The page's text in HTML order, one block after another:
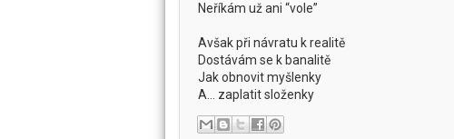
Neříkám už ani “vole”
Avšak při návratu k realitě
Dostávám se k banalitě
Jak obnovit myšlenky
A... zaplatit složenky